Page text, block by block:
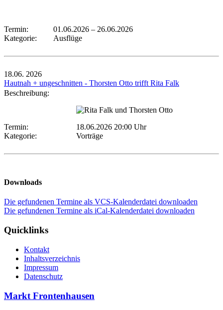
Termin: 01.06.2026 – 26.06.2026
Kategorie:
Ausflüge
18.06. 2026
Hautnah + ungeschnitten - Thorsten Otto trifft Rita Falk
Beschreibung:
Termin:
18.06.2026 20:00 Uhr
Kategorie:
Vorträge
Downloads
Die gefundenen Termine als VCS-Kalenderdatei downloaden
Die gefundenen Termine als iCal-Kalenderdatei downloaden
Quicklinks
Kontakt
Inhaltsverzeichnis
Impressum
Datenschutz
Markt Frontenhausen